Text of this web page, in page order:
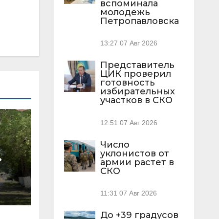
вспоминала
молодежь
Петропавловска
13:27 07 Авг 2026
Представитель
ЦИК проверил
готовность
избирательных
участков в СКО
12:51 07 Авг 2026
Число
уклонистов от
армии растет в
СКО
11:31 07 Авг 2026
До +39 градусов